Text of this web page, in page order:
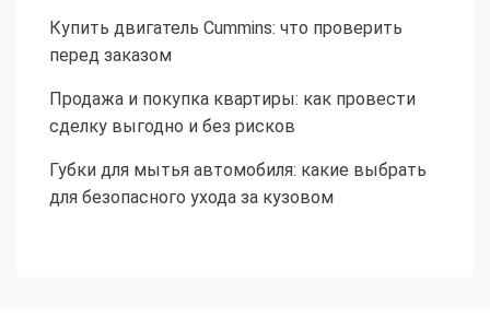
Купить двигатель Cummins: что проверить
перед заказом
Продажа и покупка квартиры: как провести
сделку выгодно и без рисков
Губки для мытья автомобиля: какие выбрать
для безопасного ухода за кузовом